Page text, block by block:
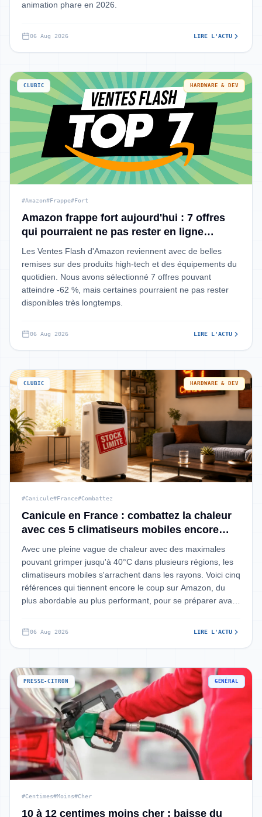
animation phare en 2026.
06 Aug 2026 LIRE L'ACTU
CLUBIC HARDWARE & DEV
#Amazon#Frappe#Fort
Amazon frappe fort aujourd'hui : 7 offres
qui pourraient ne pas rester en ligne
longtemps
Les Ventes Flash d'Amazon reviennent avec de belles
remises sur des produits high-tech et des équipements du
quotidien. Nous avons sélectionné 7 offres pouvant
atteindre -62 %, mais certaines pourraient ne pas rester
disponibles très longtemps.
06 Aug 2026 LIRE L'ACTU
CLUBIC HARDWARE & DEV
#Canicule#France#Combattez
Canicule en France : combattez la chaleur
avec ces 5 climatiseurs mobiles encore
stock
Avec une pleine vague de chaleur avec des maximales
pouvant grimper jusqu'à 40°C dans plusieurs régions, les
climatiseurs mobiles s'arrachent dans les rayons. Voici cinq
références qui tiennent encore le coup sur Amazon, du
plus abordable au plus performant, pour se préparer avant
06 Aug 2026 LIRE L'ACTU
PRESSE-CITRON GÉNÉRAL
#Centimes#Moins#Cher
10 à 12 centimes moins cher : baisse du